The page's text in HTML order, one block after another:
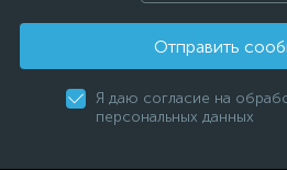
Отправить
Я даю согласие на
персональных данных